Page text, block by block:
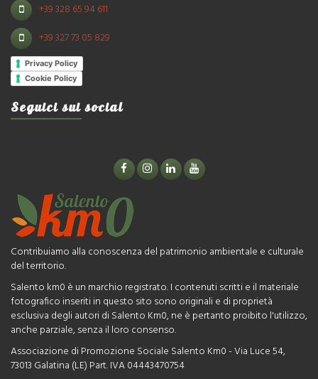
+39 328 65 94 611
+39 327 73 05 829
Privacy Policy
Cookie Policy
Seguici sui social
Contribuiamo alla conoscenza del patrimonio ambientale e culturale
del territorio.
Salento km0 è un marchio registrato. I contenuti scritti e il materiale
fotografico inseriti in questo sito sono originali e di proprietà
esclusiva degli autori di Salento Km0, ne è pertanto proibito l'utilizzo,
anche parziale, senza il loro consenso.
Associazione di Promozione Sociale Salento Km0 - Via Luce 54,
73013 Galatina (LE) Part. IVA 04443470754